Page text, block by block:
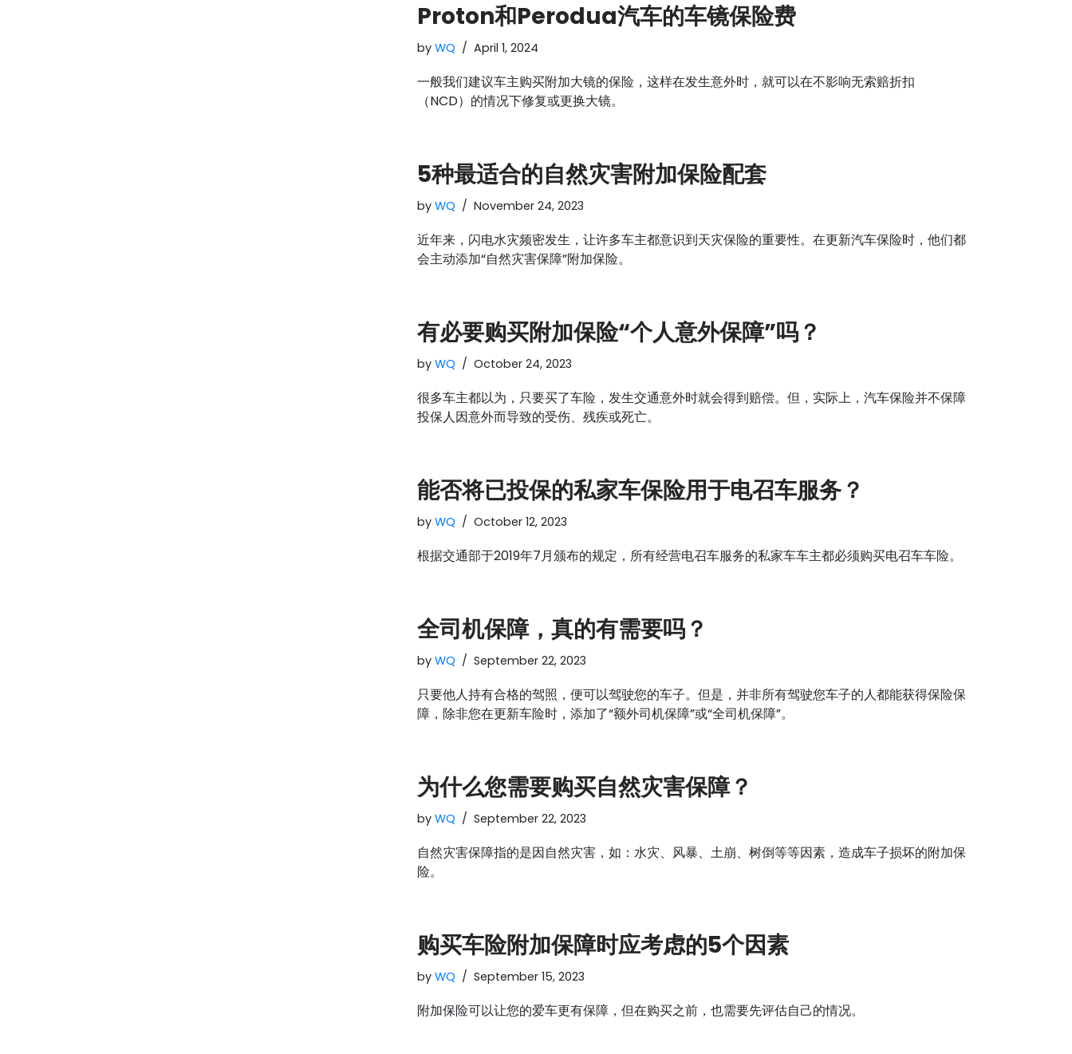
Proton和Perodua汽车的车镜保险费
by WQ April 1, 2024
一般我们建议车主购买附加大镜的保险，这样在发生意外时，就可以在不影响无索赔折扣
（NCD）的情况下修复或更换大镜。
5种最适合的自然灾害附加保险配套
by WQ November 24, 2023
近年来，闪电水灾频密发生，让许多车主都意识到天灾保险的重要性。在更新汽车保险时，他们都
会主动添加“自然灾害保障”附加保险。
有必要购买附加保险“个人意外保障”吗？
by WQ October 24, 2023
很多车主都以为，只要买了车险，发生交通意外时就会得到赔偿。但，实际上，汽车保险并不保障
投保人因意外而导致的受伤、残疾或死亡。
能否将已投保的私家车保险用于电召车服务？
by WQ October 12, 2023
根据交通部于2019年7月颁布的规定，所有经营电召车服务的私家车车主都必须购买电召车车险。
全司机保障，真的有需要吗？
by WQ September 22, 2023
只要他人持有合格的驾照，便可以驾驶您的车子。但是，并非所有驾驶您车子的人都能获得保险保
障，除非您在更新车险时，添加了“额外司机保障”或“全司机保障”。
为什么您需要购买自然灾害保障？
by WQ September 22, 2023
自然灾害保障指的是因自然灾害，如：水灾、风暴、土崩、树倒等等因素，造成车子损坏的附加保
险。
购买车险附加保障时应考虑的5个因素
by WQ September 15, 2023
附加保险可以让您的爱车更有保障，但在购买之前，也需要先评估自己的情况。